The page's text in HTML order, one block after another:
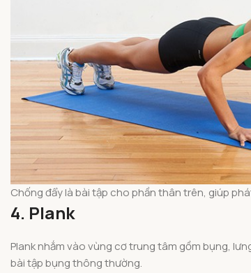
Chống đẩy là bài tập cho phần thân trên, giúp
4. Plank
Plank nhắm vào vùng cơ trung tâm gồm bụng,
bài tập bụng thông thường.